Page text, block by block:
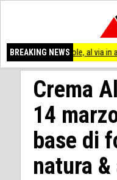
BREAKING NEWS
piccole, al via in anticipo la
Crema
14
base di
natura